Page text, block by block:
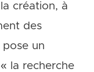
création, à
des
pose un
la recherche